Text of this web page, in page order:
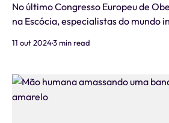
No último Congresso Europeu de
na Escócia, especialistas do mundo
controle. Infelizmente, números
19% dos brasileiros (54% estão
11 out 20243 min read